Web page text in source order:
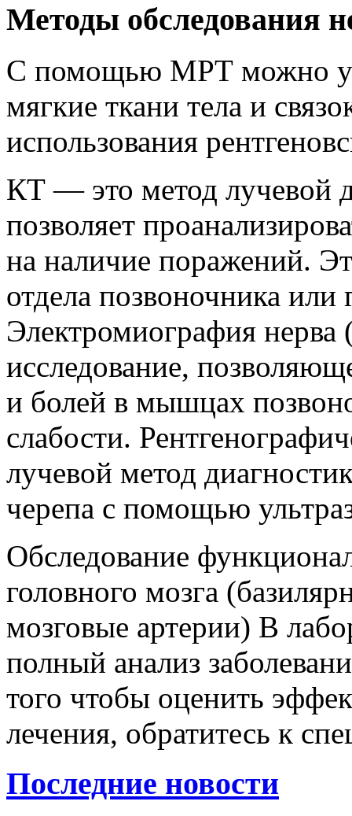
Методы обследования
С помощью МРТ можно
мягкие ткани тела и
использования
КТ — это метод лучевой
позволяет
на наличие поражений.
отдела позвоночника или
Электромиография
исследование,
и болей в мышцах
слабости.
лучевой метод
черепа с помощью
Обследование
головного мозга
мозговые артерии) В
полный анализ
того чтобы оценить
лечения, обратитесь к
Последние новости